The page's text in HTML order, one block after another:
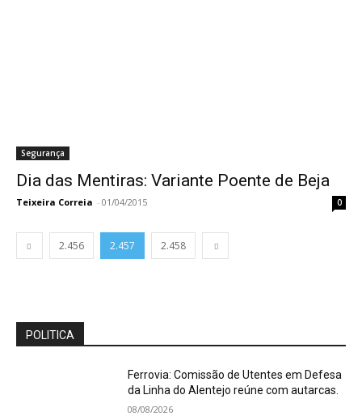
Segurança
Dia das Mentiras: Variante Poente de Beja
Teixeira Correia - 01/04/2015 0
2.456 2.457 2.458
POLITICA
Ferrovia: Comissão de Utentes em Defesa
da Linha do Alentejo reúne com autarcas.
08/08/2026